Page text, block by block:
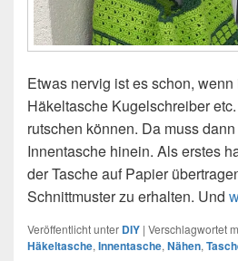
Etwas nervig ist es schon,
Häkeltasche Kugelschreiber
rutschen können. Da muss
Innentasche hinein. Als erstes
der Tasche auf Papier
Schnittmuster zu erhalten. Und
Veröffentlicht unter DIY | Verschlagwortet
Häkeltasche, Innentasche, Nähen,